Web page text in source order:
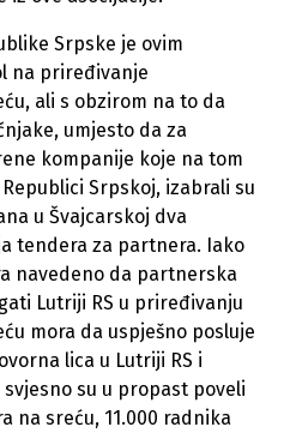
Srpske je ovim
na priređivanje
ali s obzirom na to da
umjesto da za
kompanije koje na tom
Srpskoj, izabrali su
u Švajcarskoj dva
tendera za partnera. Iako
navedeno da partnerska
Lutriji RS u priređivanju
mora da uspješno posluje
lica u Lutriji RS i
su u propast poveli
na sreću, 11.000 radnika